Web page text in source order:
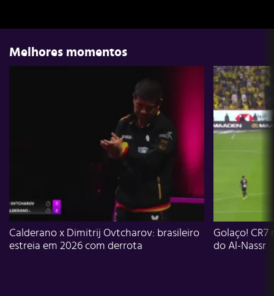
Melhores momentos
Calderano x Dimitrij Ovtcharov: brasileiro
estreia em 2026 com derrota
Golaço!
do Al-Nassr